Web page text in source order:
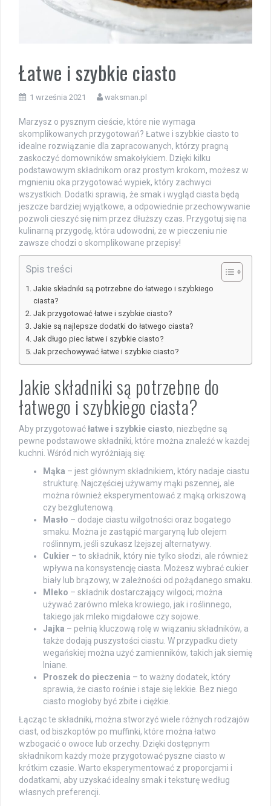
Łatwe i szybkie ciasto
1 września 2021 waksman.pl
Marzysz o pysznym cieście, które nie wymaga
skomplikowanych przygotowań? Łatwe i szybkie ciasto to
idealne rozwiązanie dla zapracowanych, którzy pragną
zaskoczyć domowników smakołykiem. Dzięki kilku
podstawowym składnikom oraz prostym krokom, możesz w
mgnieniu oka przygotować wypiek, który zachwyci
wszystkich. Dodatki sprawią, że smak i wygląd ciasta będą
jeszcze bardziej wyjątkowe, a odpowiednie przechowywanie
pozwoli cieszyć się nim przez dłuższy czas. Przygotuj się na
kulinarną przygodę, która udowodni, że w pieczeniu nie
zawsze chodzi o skomplikowane przepisy!
Spis treści
Jakie składniki są potrzebne do łatwego i szybkiego
ciasta?
Jak przygotować łatwe i szybkie ciasto?
Jakie są najlepsze dodatki do łatwego ciasta?
Jak długo piec łatwe i szybkie ciasto?
Jak przechowywać łatwe i szybkie ciasto?
Jakie składniki są potrzebne do
łatwego i szybkiego ciasta?
Aby przygotowaćłatwe i szybkie ciasto, niezbędne są
pewne podstawowe składniki, które można znaleźć w każdej
kuchni. Wśród nich wyróżniają się:
Mąka – jest głównym składnikiem, który nadaje ciastu
strukturę. Najczęściej używamy mąki pszennej, ale
można również eksperymentować z mąką orkiszową
czy bezglutenową.
Masło – dodaje ciastu wilgotności oraz bogatego
smaku. Można je zastąpić margaryną lub olejem
roślinnym, jeśli szukasz lżejszej alternatywy.
Cukier – to składnik, który nie tylko słodzi, ale również
wpływa na konsystencję ciasta. Możesz wybrać cukier
biały lub brązowy, w zależności od pożądanego smaku.
Mleko – składnik dostarczający wilgoci; można
używać zarówno mleka krowiego, jak i roślinnego,
takiego jak mleko migdałowe czy sojowe.
Jajka – pełnią kluczową rolę w wiązaniu składników, a
także dodają puszystości ciastu. W przypadku diety
wegańskiej można użyć zamienników, takich jak siemię
lniane.
Proszek do pieczenia – to ważny dodatek, który
sprawia, że ciasto rośnie i staje się lekkie. Bez niego
ciasto mogłoby być zbite i ciężkie.
Łącząc te składniki, można stworzyć wiele różnych rodzajów
ciast, od biszkoptów po muffinki, które można łatwo
wzbogacić o owoce lub orzechy. Dzięki dostępnym
składnikom każdy może przygotować pyszne ciasto w
krótkim czasie. Warto eksperymentować z proporcjami i
dodatkami, aby uzyskać idealny smak i teksturę według
własnych preferencji.